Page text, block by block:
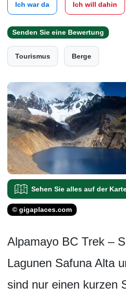
Ich war da Ich will dahin
Senden Sie eine Bewertung
Tourismus Berge
Sehen Sie alles auf der
© gigaplaces.com
Alpamayo BC Trek –
Lagunen Safuna Alta
sind nur einen kurzen